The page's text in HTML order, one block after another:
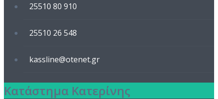
25510 80 910
25510 26 548
kassline@otenet.gr
Κατάστημα Κατερίνης